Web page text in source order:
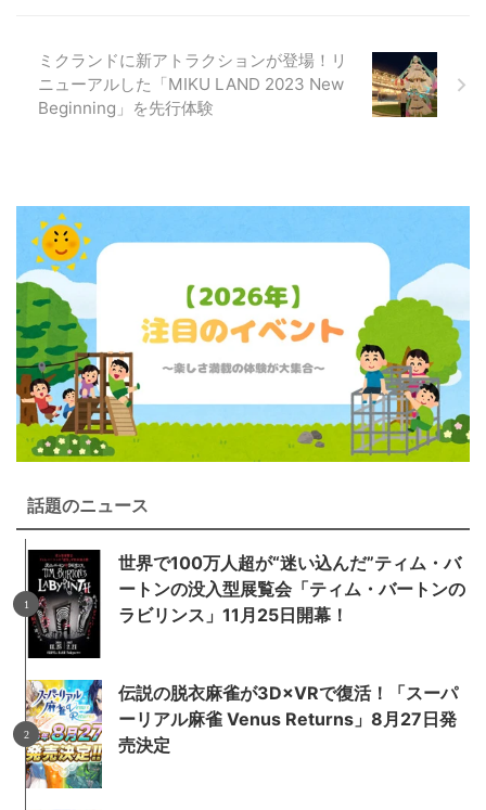
ミクランドに新アトラクションが登場！リ
ニューアルした「MIKU LAND 2023 New
Beginning」を先行体験
話題のニュース
世界で100万人超が“迷い込んだ”ティム・バ
ートンの没入型展覧会「ティム・バートンの
ラビリンス」11月25日開幕！
伝説の脱衣麻雀が3D×VRで復活！「スーパ
ーリアル麻雀 Venus Returns」8月27日発
売決定